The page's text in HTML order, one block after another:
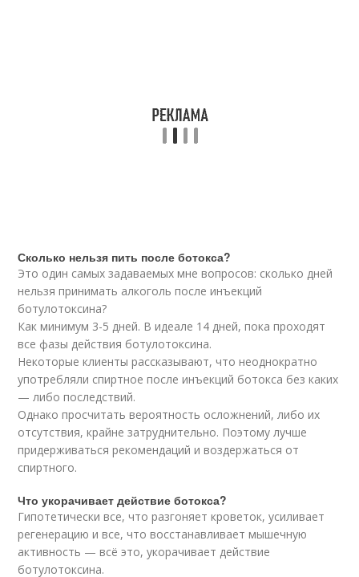
Сколько нельзя пить после ботокса?
Это один самых задаваемых мне вопросов: сколько дней
нельзя принимать алкоголь после инъекций
ботулотоксина?
Как минимум 3-5 дней. В идеале 14 дней, пока проходят
все фазы действия ботулотоксина.
Некоторые клиенты рассказывают, что неоднократно
употребляли спиртное после инъекций ботокса без каких
— либо последствий.
Однако просчитать вероятность осложнений, либо их
отсутствия, крайне затруднительно. Поэтому лучше
придерживаться рекомендаций и воздержаться от
спиртного.
Что укорачивает действие ботокса?
Гипотетически все, что разгоняет кроветок, усиливает
регенерацию и все, что восстанавливает мышечную
активность — всё это, укорачивает действие
ботулотоксина.